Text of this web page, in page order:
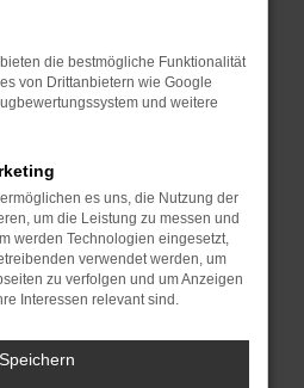
die Seite in einem
in einem privaten
neu.
dein Browser und dein
dem neuesten Stand
birgt nicht nur ein
Funktionen nicht mehr
die bestmögliche Funktionalität
von Drittanbietern wie Google
und weitere
es uns, die Nutzung der
um die Leistung zu messen und
werden Technologien eingesetzt,
verwendet werden, um
zu verfolgen und um Anzeigen
Interessen relevant sind.
Speichern